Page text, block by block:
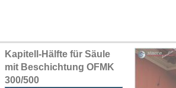
Kapitell-Hälfte für Säule
mit Beschichtung OFMK
300/500